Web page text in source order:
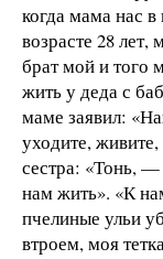
когда мама нас
возрасте 28
брат мой и того
жить у деда с
маме заявил:
уходите, живите,
сестра: «Тонь,
нам жить». «К
пчелиные ульи
втроем, моя